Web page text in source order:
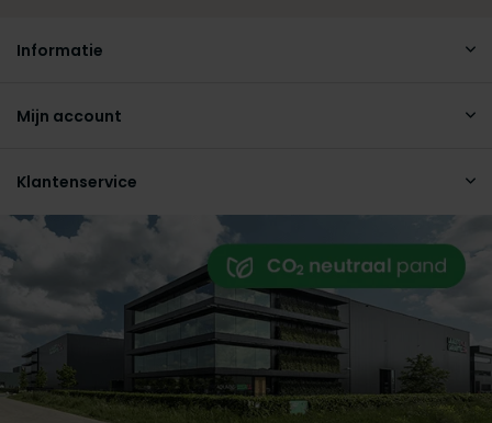
Informatie
Mijn account
Klantenservice